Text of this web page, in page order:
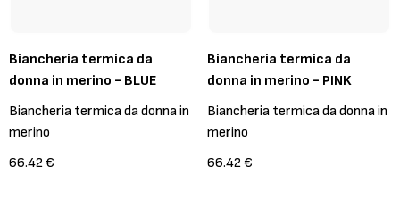
Biancheria termica da
donna in merino - BLUE
Biancheria termica da donna in
merino
66.42 €
Biancheria termica da
donna in merino - PINK
Biancheria termica da donna in
merino
66.42 €